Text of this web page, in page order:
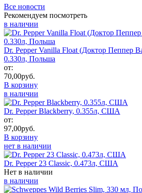
Все новости
Рекомендуем посмотреть
в наличии
Dr. Pepper Vanilla Float (Доктор Пеппер
0.330л, Польша
от:
70,00руб.
В корзину
в наличии
Dr. Pepper Blackberry, 0.355л, США
от:
97,00руб.
В корзину
нет в наличии
Dr. Pepper 23 Classic, 0.473л, США
Нет в наличии
в наличии